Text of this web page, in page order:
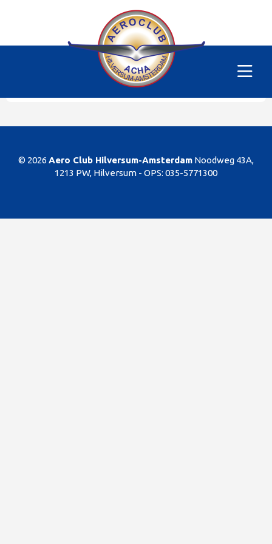
PH-SKC
Dit gedeelte van de website is alleen voor de
leden/begunstigers van onze club. Sorry. U kunt
natuurlijk altijd lid worden!
© 2026 Aero Club Hilversum-Amsterdam Noodweg 43A,
1213 PW, Hilversum - OPS: 035-5771300